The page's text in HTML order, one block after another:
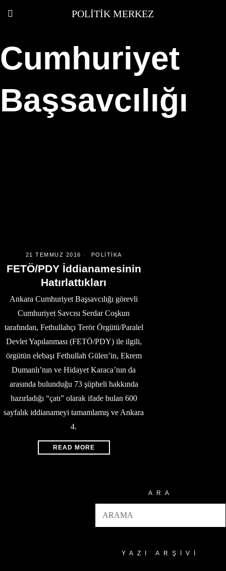
POLITIK MERKEZ
Cumhuriyet
Başsavcılığı
21 TEMMUZ 2016 POLITIKA
FETÖ/PDY İddianamesinin
Hatırlattıkları
Ankara Cumhuriyet Başsavcılığı görevli
Cumhuriyet Savcısı Serdar Coşkun
tarafından, Fethullahçı Terör Örgütü/Paralel
Devlet Yapılanması (FETÖ/PDY) ile ilgili,
örgütün elebaşı Fethullah Gülen’in, Ekrem
Dumanlı’nın ve Hidayet Karaca’nın da
arasında bulunduğu 73 şüpheli hakkında
hazırladığı “çatı” olarak ifade bulan 600
sayfalık iddianameyi tamamlamış ve Ankara
4.
READ MORE
ARA
YAZI ARŞIVI